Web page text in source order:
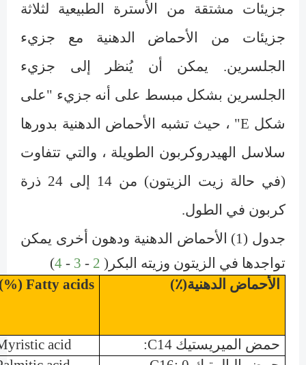
جزيئات مشتقة من الأسترة الطبيعية لثلاثة
جزيئات من الأحماض الدهنية مع جزيء
الجلسرين. يمكن أن يُنظر إلى جزيء
الجلسرين بشكل مبسط على أنه جزيء "على
شكل E" ، حيث تشبه الأحماض الدهنية بدورها
سلاسل الهيدروكربون الطويلة ، والتي تتفاوت
(في حالة زيت الزيتون) من 14 إلى 24 ذرة
كربون في الطول.
جدول (1)
الأحماض الدهنية ودهون أخرى يمكن
تواجدها في الزيتون وزيته البكر( 2
-
3
-
4
)
الأحماض الدهنية(٪)
Fatty acids (%)
حمض الميريستيك C14:
acid